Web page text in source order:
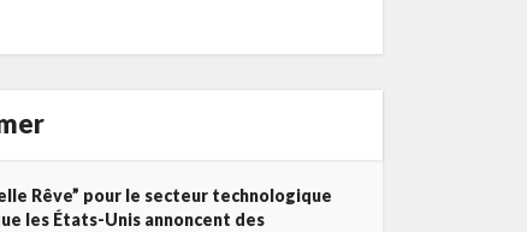
Rêve” pour le secteur technologique
les États-Unis annoncent des